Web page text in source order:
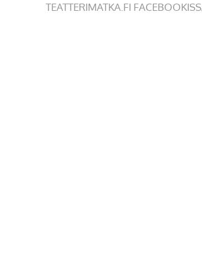
TEATTERIMATKA.FI